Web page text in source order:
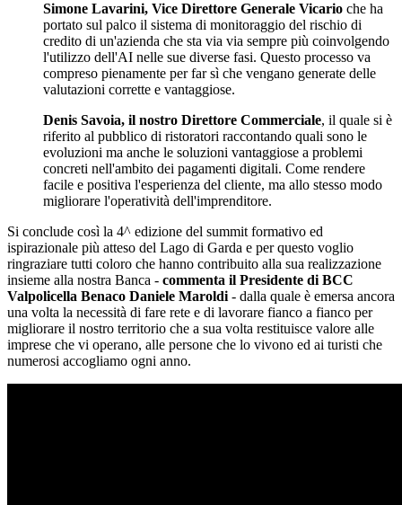
Simone Lavarini, Vice Direttore Generale Vicario che ha
portato sul palco il sistema di monitoraggio del rischio di
credito di un'azienda che sta via via sempre più coinvolgendo
l'utilizzo dell'AI nelle sue diverse fasi. Questo processo va
compreso pienamente per far sì che vengano generate delle
valutazioni corrette e vantaggiose.
Denis Savoia, il nostro Direttore Commerciale, il quale si è
riferito al pubblico di ristoratori raccontando quali sono le
evoluzioni ma anche le soluzioni vantaggiose a problemi
concreti nell'ambito dei pagamenti digitali. Come rendere
facile e positiva l'esperienza del cliente, ma allo stesso modo
migliorare l'operatività dell'imprenditore.
Si conclude così la 4^ edizione del summit formativo ed
ispirazionale più atteso del Lago di Garda e per questo voglio
ringraziare tutti coloro che hanno contribuito alla sua realizzazione
insieme alla nostra Banca - commenta il Presidente di BCC
Valpolicella Benaco Daniele Maroldi - dalla quale è emersa ancora
una volta la necessità di fare rete e di lavorare fianco a fianco per
migliorare il nostro territorio che a sua volta restituisce valore alle
imprese che vi operano, alle persone che lo vivono ed ai turisti che
numerosi accogliamo ogni anno.